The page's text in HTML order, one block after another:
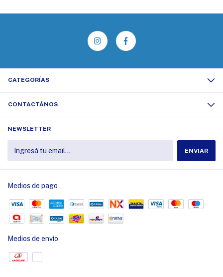
CATEGORÍAS
CONTACTÁNOS
NEWSLETTER
Medios de pago
Medios de envío